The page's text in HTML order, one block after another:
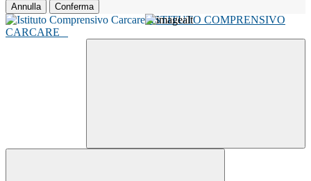
Annulla Conferma
ISTITUTO COMPRENSIVO
CARCARE